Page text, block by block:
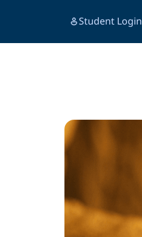
Student Login